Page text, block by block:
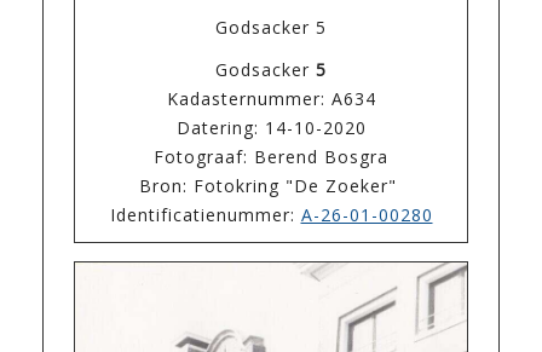
Godsacker 5
Godsacker 5
Kadasternummer: A634
Datering: 14-10-2020
Fotograaf: Berend Bosgra
Bron: Fotokring "De Zoeker"
Identificatienummer: A-26-01-00280